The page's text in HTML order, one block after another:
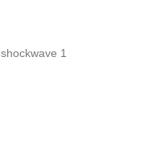
shockwave 1